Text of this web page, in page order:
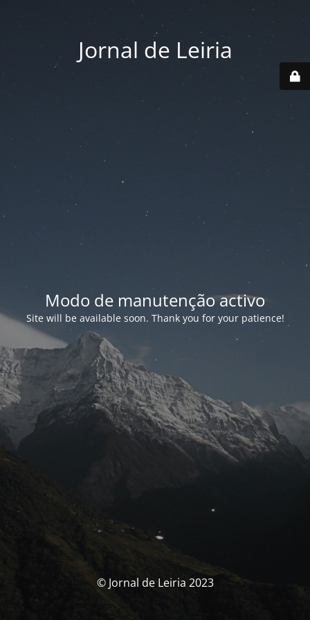
Jornal de Leiria
Modo de manutenção activo
Site will be available soon. Thank you for your patience!
© Jornal de Leiria 2023